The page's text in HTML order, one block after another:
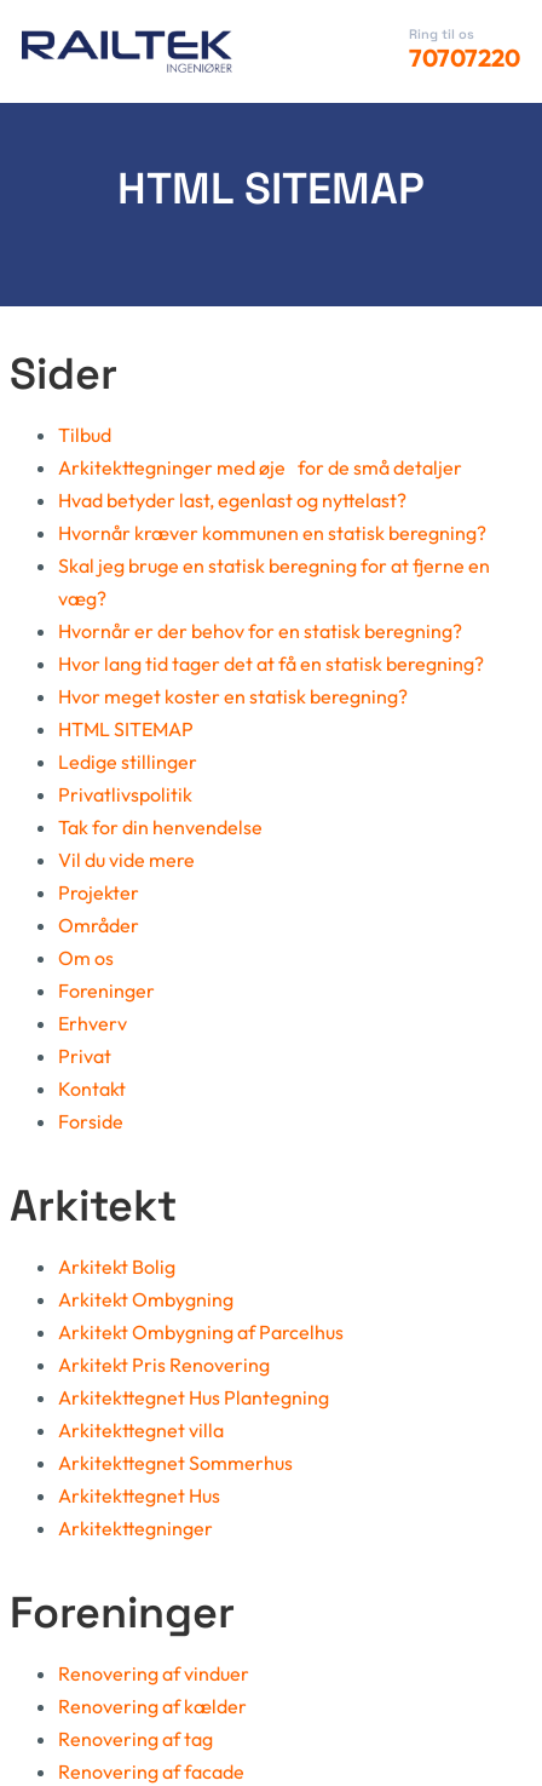
Ring til os
70707220
HTML SITEMAP
Sider
Tilbud
Arkitekttegninger med øje for de små detaljer
Hvad betyder last, egenlast og nyttelast?
Hvornår kræver kommunen en statisk beregning?
Skal jeg bruge en statisk beregning for at fjerne en
væg?
Hvornår er der behov for en statisk beregning?
Hvor lang tid tager det at få en statisk beregning?
Hvor meget koster en statisk beregning?
HTML SITEMAP
Ledige stillinger
Privatlivspolitik
Tak for din henvendelse
Vil du vide mere
Projekter
Områder
Om os
Foreninger
Erhverv
Privat
Kontakt
Forside
Arkitekt
Arkitekt Bolig
Arkitekt Ombygning
Arkitekt Ombygning af Parcelhus
Arkitekt Pris Renovering
Arkitekttegnet Hus Plantegning
Arkitekttegnet villa
Arkitekttegnet Sommerhus
Arkitekttegnet Hus
Arkitekttegninger
Foreninger
Renovering af vinduer
Renovering af kælder
Renovering af tag
Renovering af facade